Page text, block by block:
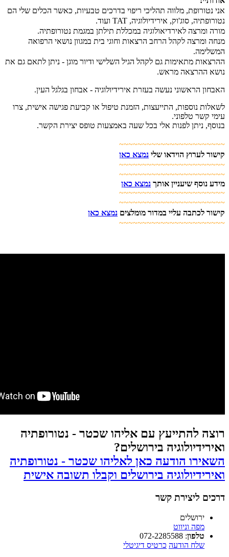
אני נטורופת, מלווה תהליכי ריפוי בדרכים טבעיות, כאשר הכלים שלי הם
נטורופתיה, סוג'וק, אירידיולוגיה, TAT ועוד.
מורה ומרצה לאירדיאולוגיה במכללת תילתן במגמת נטורופתיה.
מנחה ומרצה לקהל הרחב הרצאות וחוגי בית במגוון נושאי הרפואה
המשלימה.
ההרצאות מתאימות גם לקהל הגיל השלישי ודיור מוגן - ניתן לתאם גם את
נושא ההרצאה מראש.
האבחון הראשוני נעשה בעזרת אירידיולוגיה - אבחון בגלגל העין.
לשאלות נוספות, התייעצות, הזמנת טיפול או קביעת פגישה אישית, צרו
עימי קשר טלפוני.
בנוסף, ניתן לפנות אלי בכל שעה באמצעות טופס יצירת הקשר.
~~~~~~~~~~~~~~~~~~~~~~~
קישור לערוץ הוידאו שלי נמצא כאן
~~~~~~~~~~~~~~~~~~~~~~~
~~~~~~~~~~~~~~~~~~~~~~~
מידע נוסף שיעניין אותך נמצא כאן
~~~~~~~~~~~~~~~~~~~~~~~
~~~~~~~~~~~~~~~~~~~~~~~
קישור לכתבה עליי במדור מומלצים נמצא כאן
~~~~~~~~~~~~~~~~~~~~~~~
רוצה להתייעץ עם אליהו שכטר - נטורופתיה
ואירידיולוגיה בירושלים?
השאירו הודעה כאן לאליהו שכטר - נטורופתיה
ואירידיולוגיה בירושלים וקבלו תשובה אישית
דרכים ליצירת קשר
ירושלים
מפה וניווט
טלפון:
072-2285588
שלח הודעה כרטיס דיגיטלי